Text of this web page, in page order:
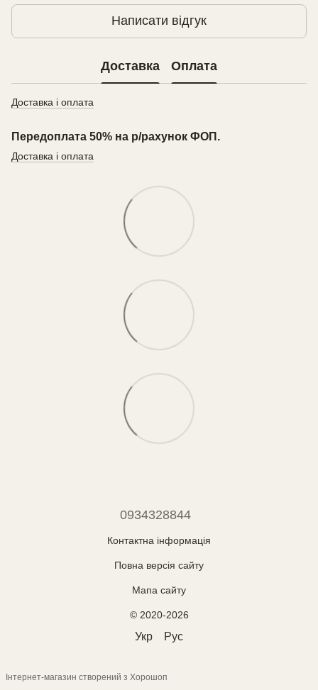
Написати відгук
Доставка Оплата
Доставка і оплата
Передоплата 50% на р/рахунок ФОП.
Доставка і оплата
0934328844
Контактна інформація
Повна версія сайту
Мапа сайту
© 2020-2026
Укр Рус
Інтернет-магазин створений з Хорошоп